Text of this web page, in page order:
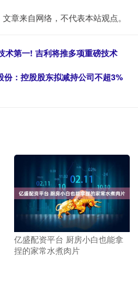
章来自网络，不代表本站观点。
术第一! 吉利将推多项重磅技术
份：控股股东拟减持公司不超3%
亿盛配资平台 厨房小白也能拿
捏的家常水煮肉片